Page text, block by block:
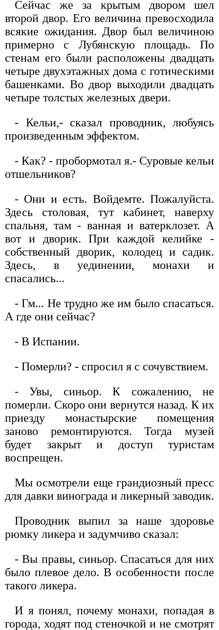
Сейчас же за крытым двором шел
второй двор. Его величина превосходила
всякие ожидания. Двор был величиною
примерно с Лубянскую площадь. По
стенам его были расположены двадцать
четыре двухэтажных дома с готическими
башенками. Во двор выходили двадцать
четыре толстых железных двери.
- Кельи,- сказал проводник, любуясь
произведенным эффектом.
- Как? - пробормотал я.- Суровые кельи
отшельников?
- Они и есть. Войдемте. Пожалуйста.
Здесь столовая, тут кабинет, наверху
спальня, там - ванная и ватерклозет. А
вот и дворик. При каждой келийке -
собственный дворик, колодец и садик.
Здесь, в уединении, монахи и
спасались...
- Гм... Не трудно же им было спасаться.
А где они сейчас?
- В Испании.
- Померли? - спросил я с сочувствием.
- Увы, синьор. К сожалению, не
померли. Скоро они вернутся назад. К их
приезду монастырские помещения
заново ремонтируются. Тогда музей
будет закрыт и доступ туристам
воспрещен.
Мы осмотрели еще грандиозный пресс
для давки винограда и ликерный заводик.
Проводник выпил за наше здоровье
рюмку ликера и задумчиво сказал:
- Вы правы, синьор. Спасаться для них
было плевое дело. В особенности после
такого ликера.
И я понял, почему монахи, попадая в
города, ходят под стеночкой и не смотрят